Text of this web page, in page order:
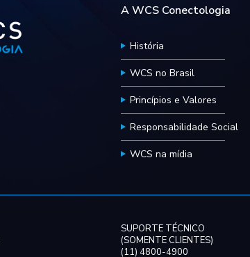
A WCS Conectologia
História
WCS no Brasil
Princípios e Valores
Responsabilidade Social
WCS na mídia
SUPORTE TÉCNICO
(SOMENTE CLIENTES)
(11) 4800-4900